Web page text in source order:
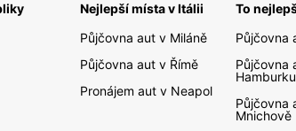
Nejlepší místa v Itálii
Půjčovna aut v Miláně
Půjčovna aut v Římě
Pronájem aut v Neapol
To
Půjčovna
Půjčovna
Hamburku
Půjčovna
Mnichově